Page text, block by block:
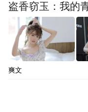
盗香窃玉：我的
爽文